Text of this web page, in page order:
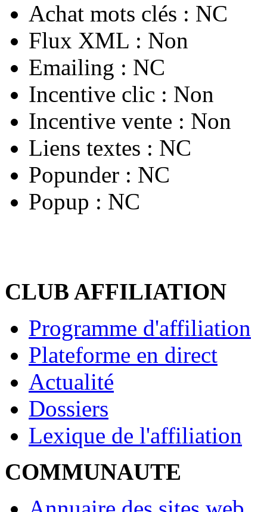
Achat mots clés : NC
Flux XML : Non
Emailing : NC
Incentive clic : Non
Incentive vente : Non
Liens textes : NC
Popunder : NC
Popup : NC
CLUB AFFILIATION
Programme d'affiliation
Plateforme en direct
Actualité
Dossiers
Lexique de l'affiliation
COMMUNAUTE